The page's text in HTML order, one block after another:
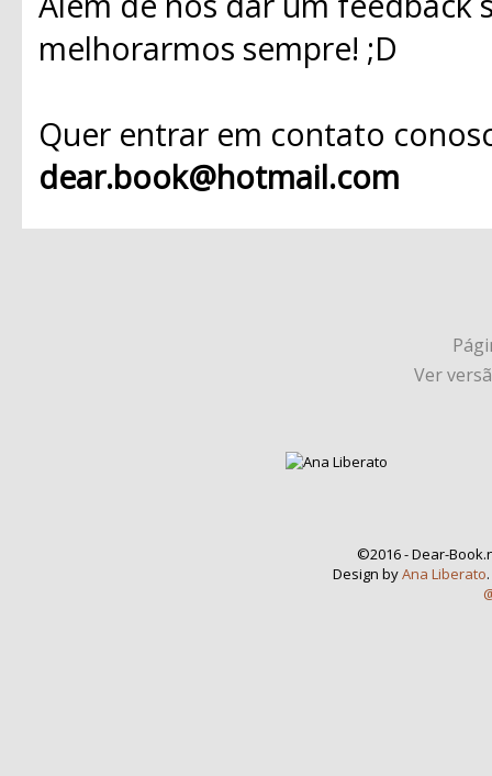
melhorarmos sempre! ;D
Quer entrar em contato
dear.book@hotmail.com
Ver
©2016 - Dear-
Design byAna Liberato